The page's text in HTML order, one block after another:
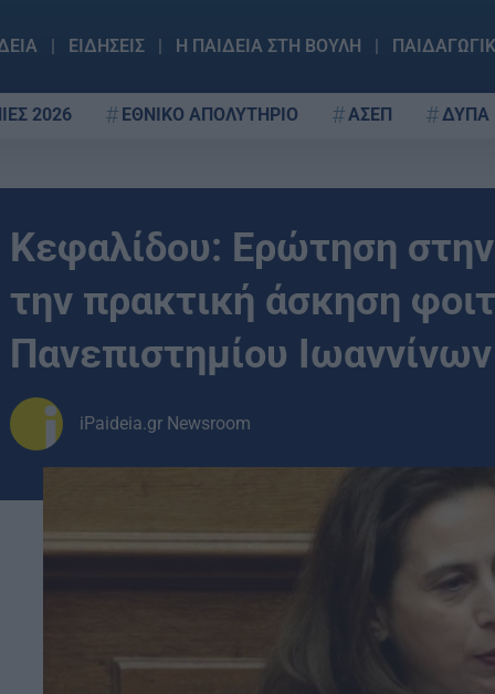
ΕΙΔΗΣΕΙΣ Η ΠΑΙΔΕΙΑ ΣΤΗ ΒΟΥΛΗ
2026 ΕΘΝΙΚΟ ΑΠΟΛΥΤΗΡΙΟ ΑΣΕΠ ΔΥΠΑ
Κεφαλίδου: Ερώτηση
την πρακτική άσκηση
Πανεπιστημίου Ιωαννίνων
iPaideia.gr Newsroom